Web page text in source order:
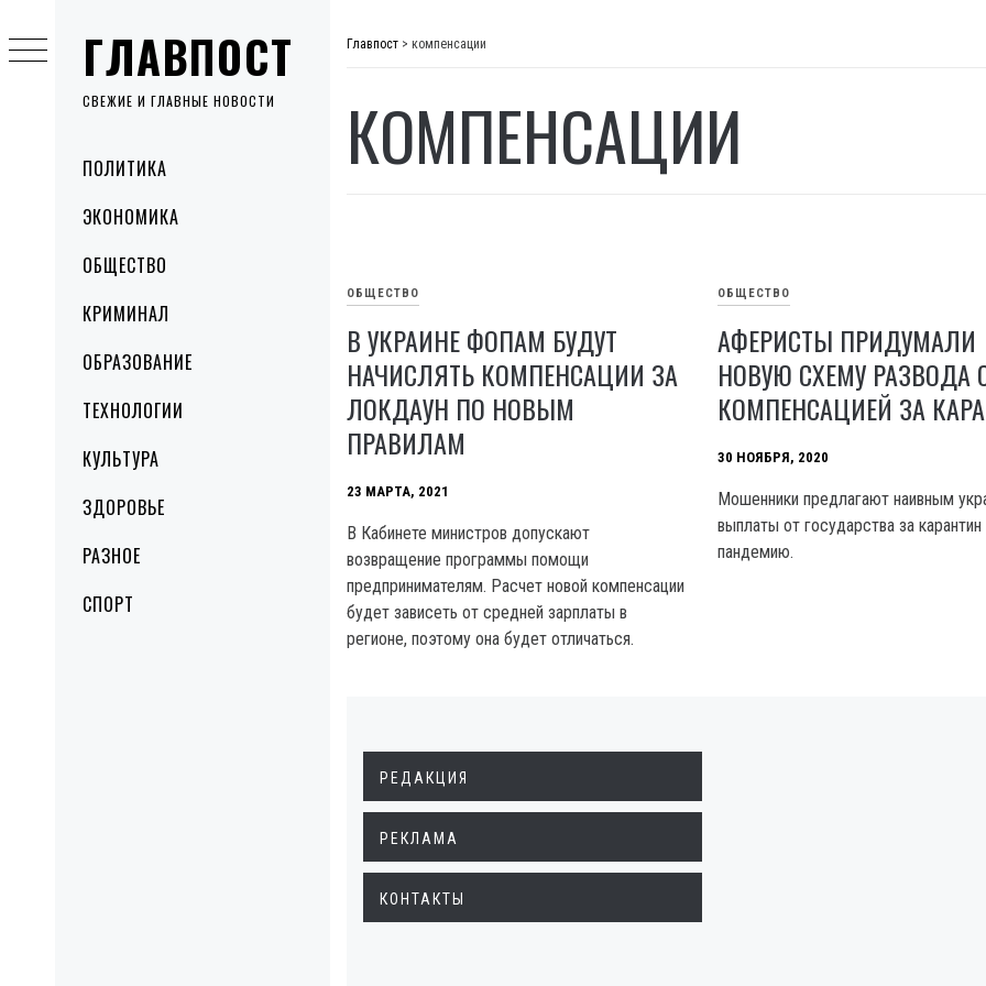
ГЛАВПОСТ
СВЕЖИЕ И ГЛАВНЫЕ НОВОСТИ
MenuПОЛИТИКА
ЭКОНОМИКА
ОБЩЕСТВО
КРИМИНАЛ
ОБРАЗОВАНИЕ
ТЕХНОЛОГИИ
КУЛЬТУРА
ЗДОРОВЬЕ
РАЗНОЕ
СПОРТ
to
content
Главпост > компенсации
КОМПЕНСАЦИИ
ОБЩЕСТВО
В УКРАИНЕ ФОПАМ БУДУТ
НАЧИСЛЯТЬ КОМПЕНСАЦИИ ЗА
ЛОКДАУН ПО НОВЫМ
ПРАВИЛАМ
23 МАРТА, 2021
В Кабинете министров допускают
возвращение программы помощи
предпринимателям. Расчет новой компенсации
будет зависеть от средней зарплаты в
регионе, поэтому она будет отличаться.
ОБЩЕСТВО
АФЕРИСТЫ ПРИДУМАЛИ
НОВУЮ СХЕМУ РАЗВОДА
КОМПЕНСАЦИЕЙ ЗА
30 НОЯБРЯ, 2020
Мошенники предлагают наивным
выплаты от государства за карантин
пандемию.
РЕДАКЦИЯ
РЕКЛАМА
КОНТАКТЫ